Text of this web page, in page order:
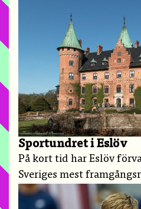
Sportundret i Eslöv
På kort tid har Eslöv
Sveriges mest